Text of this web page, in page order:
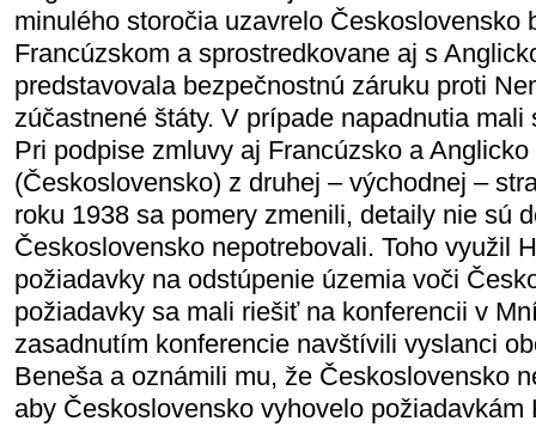
minulého storočia uzavrelo Československo
Francúzskom a sprostredkovane aj s
predstavovala bezpečnostnú záruku proti
zúčastnené štáty. V prípade napadnutia
Pri podpise zmluvy aj Francúzsko a
(Československo) z druhej – východnej –
roku 1938 sa pomery zmenili, detaily nie sú
Československo nepotrebovali. Toho využil
požiadavky na odstúpenie územia voči
požiadavky sa mali riešiť na konferencii v
zasadnutím konferencie navštívili vyslanci
Beneša a oznámili mu, že Československo
aby Československo vyhovelo požiadavkám